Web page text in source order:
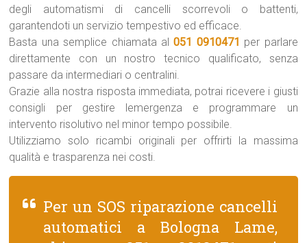
degli automatismi di cancelli scorrevoli o battenti,
garantendoti un servizio tempestivo ed efficace.
Basta una semplice chiamata al051 0910471 per parlare
direttamente con un nostro tecnico qualificato, senza
passare da intermediari o centralini.
Grazie alla nostra risposta immediata, potrai ricevere i giusti
consigli per gestire lemergenza e programmare un
intervento risolutivo nel minor tempo possibile.
Utilizziamo solo ricambi originali per offrirti la massima
qualità e trasparenza nei costi.
Per un SOS riparazione cancelli
automatici a Bologna Lame,